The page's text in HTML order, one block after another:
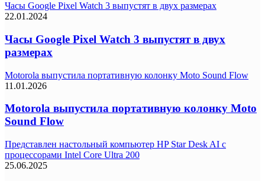
Часы Google Pixel Watch 3 выпустят в двух размерах
22.01.2024
Часы Google Pixel Watch 3 выпустят в двух
размерах
Motorola выпустила портативную колонку Moto Sound Flow
11.01.2026
Motorola выпустила портативную колонку Moto
Sound Flow
Представлен настольный компьютер HP Star Desk AI с
процессорами Intel Core Ultra 200
25.06.2025